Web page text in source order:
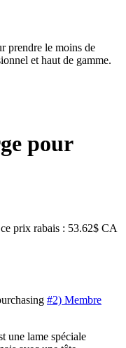
prendre le moins de
et haut de gamme.
pour
prix rabais : 53.62$ CA
#2) Membre
une lame spéciale